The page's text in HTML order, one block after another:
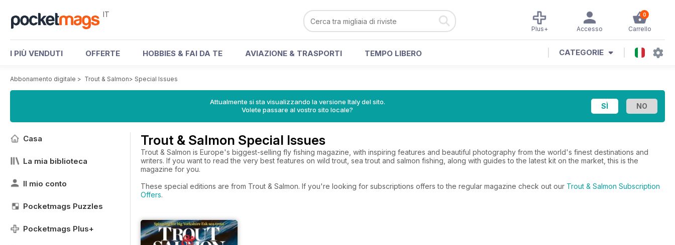
IT 0
Carrello
Accesso
Plus+
I PIÙ VENDUTI OFFERTE HOBBIES & FAI DA TE AVIAZIONE & TRASPORTI TEMPO LIBERO CATEGORIE
Abbonamento digitale > Trout & Salmon> Special Issues
Attualmente si sta visualizzando la versione Italy del sito.
Volete passare al vostro sito locale?
Casa
La mia biblioteca
Il mio conto
Pocketmags Puzzles
Pocketmags Plus+
Trout & Salmon Special Issues
Trout & Salmon is Europe's biggest-selling fly fishing magazine, with inspiring features and beautiful photography from the world's finest destinations and
writers. If you want to read the very best features on wild trout, sea trout and salmon fishing, along with guides to the latest kit on the market, this is the
magazine for you.
These special editions are from Trout & Salmon. If you're looking for subscriptions offers to the regular magazine check out our Trout & Salmon Subscription
Offers.